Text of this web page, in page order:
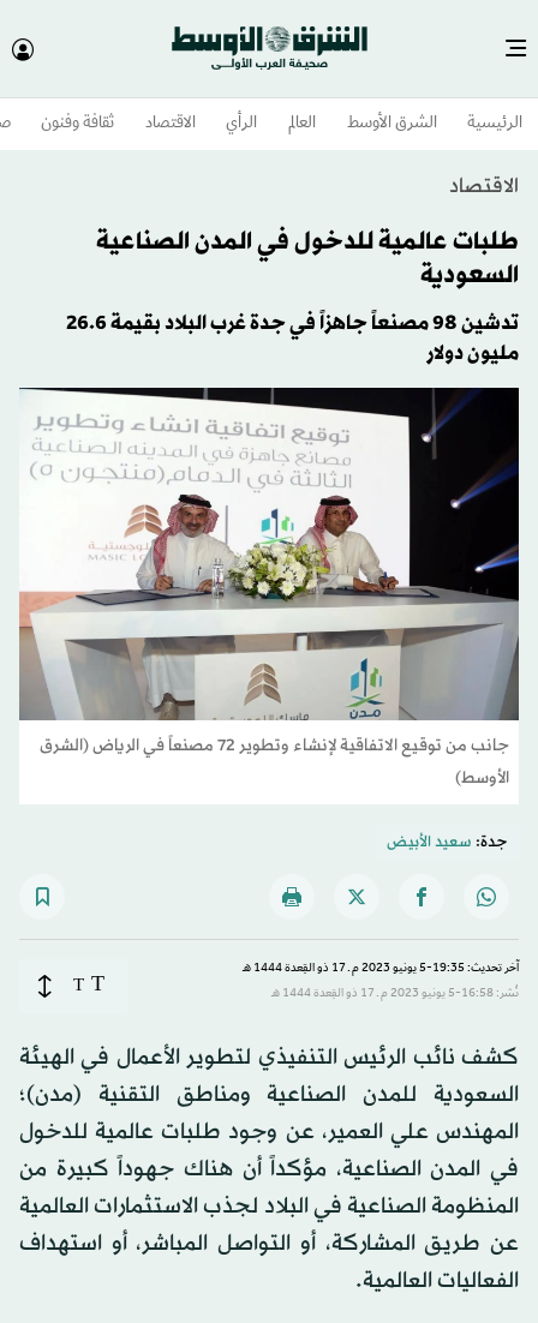
الرئيسية الشرق الأوسط​ العالم الرأي الاقتصاد ثقافة وفنون
الاقتصاد
طلبات عالمية للدخول في المدن الصناعية
السعودية
تدشين 98 مصنعاً جاهزاً في جدة غرب البلاد بقيمة 26.6
مليون دولار
جانب من توقيع الاتفاقية لإنشاء وتطوير 72 مصنعاً في الرياض (الشرق
الأوسط)
جدة: سعيد الأبيض
آخر تحديث: 19:35-5 يونيو 2023 م ـ 17 ذو القِعدة 1444 هـ
نُشر: 16:58-5 يونيو 2023 م ـ 17 ذو القِعدة 1444 هـ
T
T
كشف نائب الرئيس التنفيذي لتطوير الأعمال في الهيئة
السعودية للمدن الصناعية ومناطق التقنية (مدن)؛
المهندس علي العمير، عن وجود طلبات عالمية للدخول
في المدن الصناعية، مؤكداً أن هناك جهوداً كبيرة من
المنظومة الصناعية في البلاد لجذب الاستثمارات العالمية
عن طريق المشاركة، أو التواصل المباشر، أو استهداف
الفعاليات العالمية.